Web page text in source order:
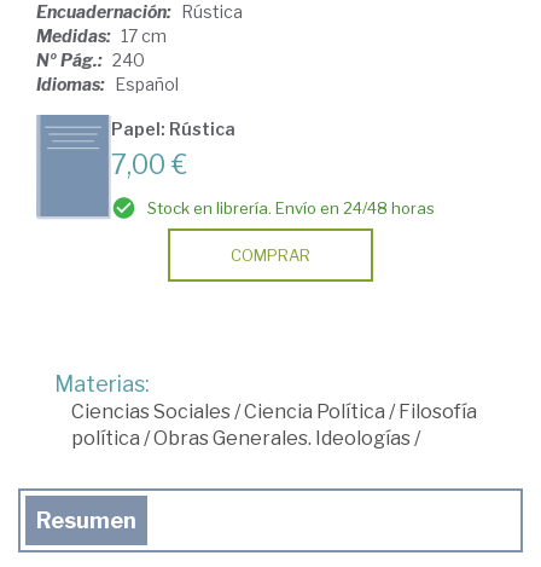
Encuadernación: Rústica
Medidas: 17 cm
Nº Pág.: 240
Idiomas: Español
Papel: Rústica
7,00 €
Stock en librería. Envío en 24/48 horas
COMPRAR
Materias:
Ciencias Sociales/Ciencia Política / Filosofía
política /Obras Generales. Ideologías/
Resumen